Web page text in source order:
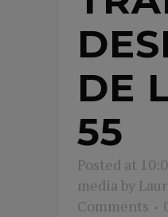
DE
55
Posted at
media by
Comments